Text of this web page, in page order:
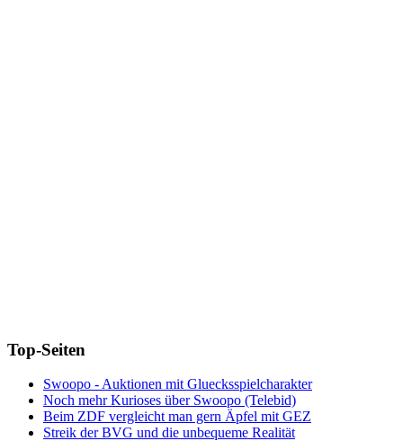
Top-Seiten
Swoopo - Auktionen mit Gluecksspielcharakter
Noch mehr Kurioses über Swoopo (Telebid)
Beim ZDF vergleicht man gern Äpfel mit GEZ
Streik der BVG und die unbequeme Realität